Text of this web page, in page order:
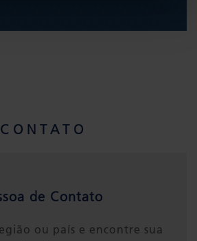
CONTATO
de Contato
ou país e encontre sua